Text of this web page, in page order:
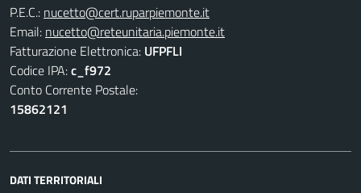
P.E.C.: nucetto@cert.ruparpiemonte.it
Email: nucetto@reteunitaria.piemonte.it
Fatturazione Elettronica: UFPFLI
Codice IPA:c_f972
Conto Corrente Postale:
15862121
DATI TERRITORIALI